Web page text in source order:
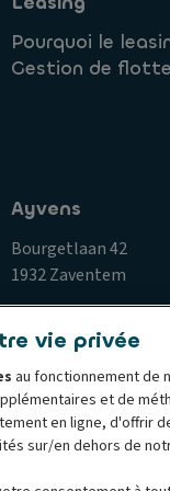
Pourquoi le
Gestion de flotte
Ayvens
Bourgetlaan 42
1932 Zaventem
Documents
de la mobilité
de gestion de
vie privée
au fonctionnement de
et de
en ligne, d'offrir
sur/en dehors de